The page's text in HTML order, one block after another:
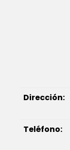
Dirección:
Teléfono: